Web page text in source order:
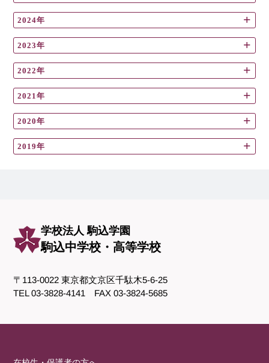
2024年
2023年
2022年
2021年
2020年
2019年
学校法人 駒込学園
駒込中学校・高等学校
〒113-0022 東京都文京区千駄木5-6-25
TEL 03-3828-4141 FAX 03-3824-5685